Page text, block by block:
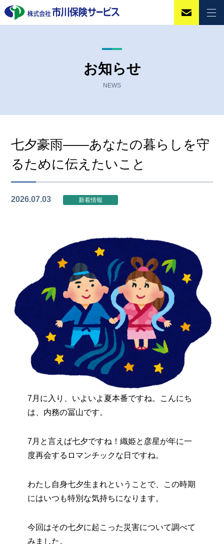
お知らせ
NEWS
七夕豪雨――あなたの暮らしを守
るために伝えたいこと
2026.07.03 新着情報
7月に入り、いよいよ夏本番ですね。こんにち
は、内務の冨山です。
7月と言えば七夕ですね！織姫と彦星が年に一
度再会するロマンチックな日ですね。
わたし自身七夕生まれということで、この時期
にはいつも特別な気持ちになります。
今回はその七夕に起こった災害について調べて
みました。